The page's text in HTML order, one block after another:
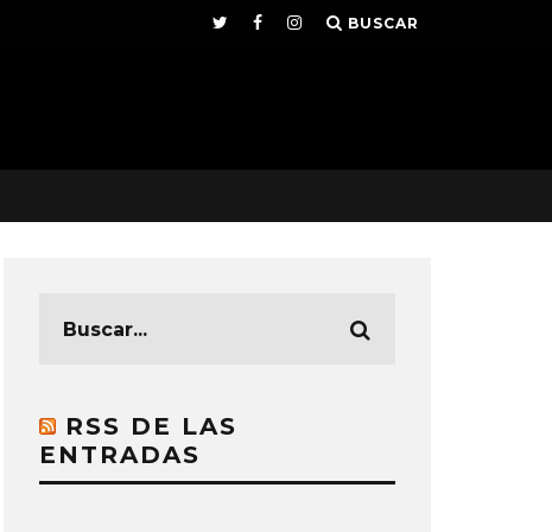
BUSCAR
RSS DE LAS
ENTRADAS